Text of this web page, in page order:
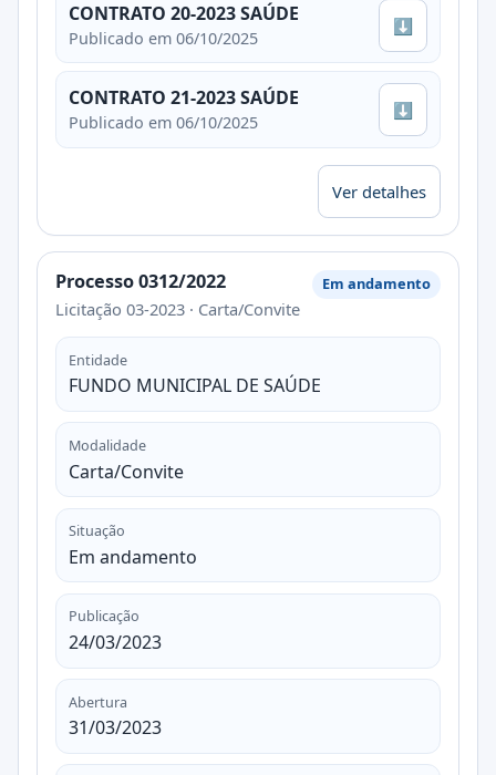
CONTRATO 20-2023 SAÚDE
Publicado em 06/10/2025
⬇
CONTRATO 21-2023 SAÚDE
Publicado em 06/10/2025
⬇
Ver detalhes
Processo 0312/2022
Licitação 03-2023 · Carta/Convite
Em andamento
Entidade
FUNDO MUNICIPAL DE SAÚDE
Modalidade
Carta/Convite
Situação
Em andamento
Publicação
24/03/2023
Abertura
31/03/2023